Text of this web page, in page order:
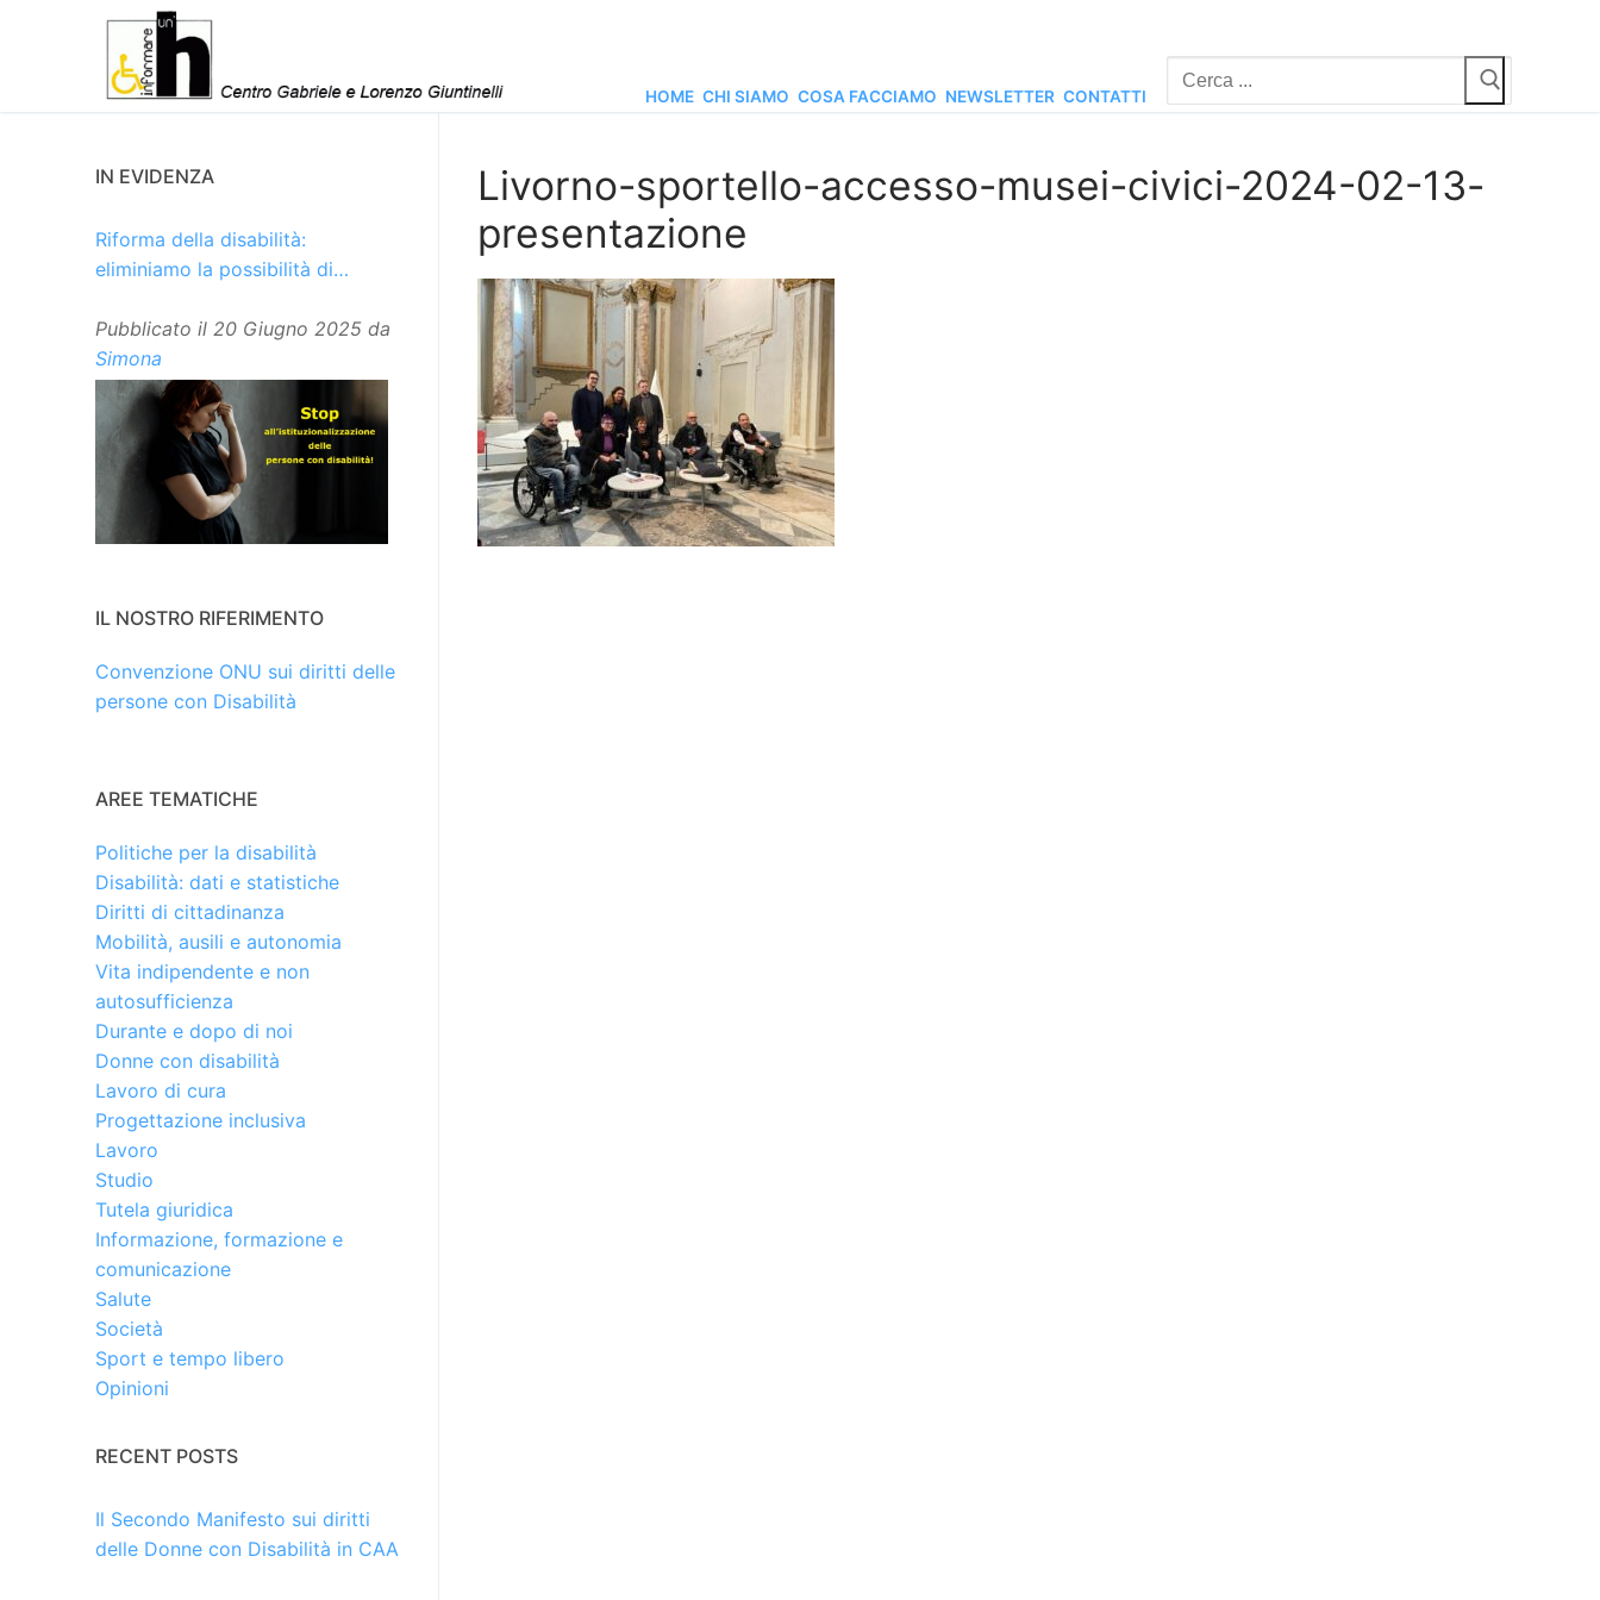
HOME CHI SIAMO COSA FACCIAMO NEWSLETTER CONTATTI
Cerca:
Livorno-sportello-accesso-musei-civici-2024-02-13-
presentazione
IN EVIDENZA
Riforma della disabilità:
eliminiamo la possibilità di
Pubblicato il 20 Giugno 2025 da
Simona
IL NOSTRO RIFERIMENTO
Convenzione ONU sui diritti delle
persone con Disabilità
AREE TEMATICHE
Politiche per la disabilità
Disabilità: dati e statistiche
Diritti di cittadinanza
Mobilità, ausili e autonomia
Vita indipendente e non
autosufficienza
Durante e dopo di noi
Donne con disabilità
Lavoro di cura
Progettazione inclusiva
Lavoro
Studio
Tutela giuridica
Informazione, formazione e
comunicazione
Salute
Società
Sport e tempo libero
Opinioni
RECENT POSTS
Il Secondo Manifesto sui diritti
delle Donne con Disabilità in CAA